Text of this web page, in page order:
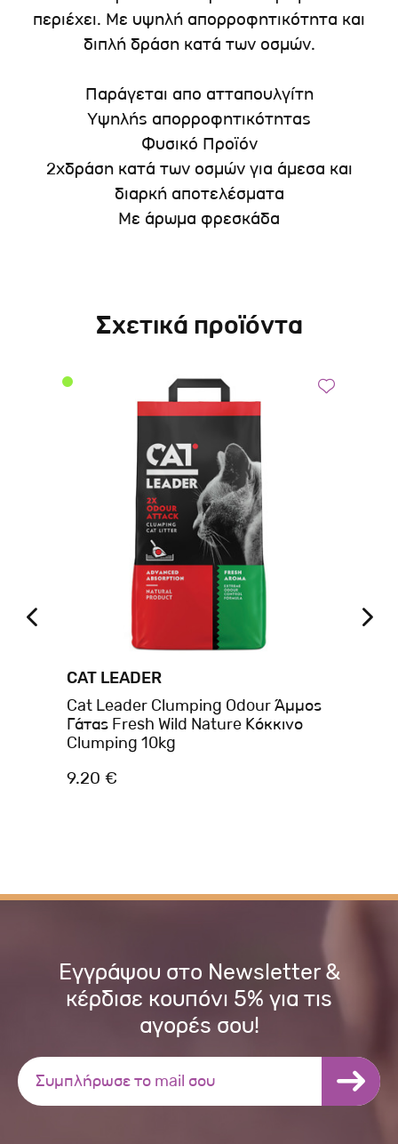
περιέχει. Με υψηλή απορροφητικότητα και
διπλή δράση κατά των οσμών.
Παράγεται απο ατταπουλγίτη
Υψηλής απορροφητικότητας
Φυσικό Προϊόν
2xδράση κατά των οσμών για άμεσα και
διαρκή αποτελέσματα
Με άρωμα φρεσκάδα
Σχετικά προϊόντα
CAT LEADER
Cat Leader Clumping Odour Άμμος
Γάτας Fresh Wild Nature Κόκκινο
Clumping 10kg
9.20 €
Εγγράψου στο Newsletter &
κέρδισε κουπόνι 5% για τις
αγορές σου!